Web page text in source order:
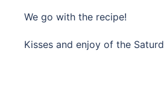
We go with the recipe!
Kisses and enjoy of the